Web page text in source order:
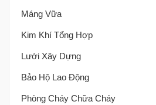
Máng Vữa
Kim Khí Tổng Hợp
Lưới Xây Dựng
Bảo Hộ Lao Động
Phòng Cháy Chữa Cháy